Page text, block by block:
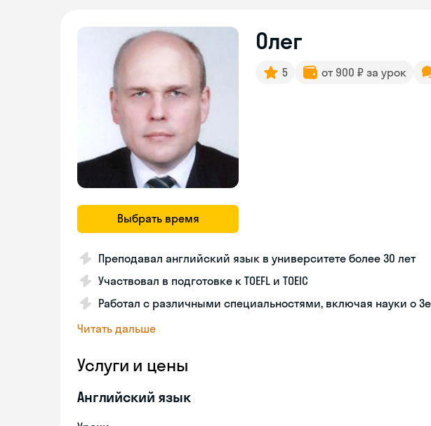
Выбрать время
Олег
5 от 900 ₽ за урок
Преподавал английский язык в университете более 30 лет
Участвовал в подготовке к TOEFL и TOEIC
Работал с различными специальностями, включая науки о
Читать дальше
Услуги и цены
Английский язык